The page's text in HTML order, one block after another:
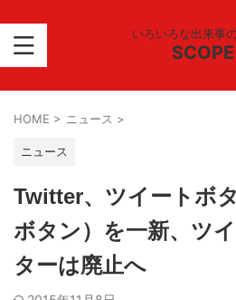
いろいろな出来事
SCOPE
HOME > ニュース >
ニュース
Twitter、ツイートボ
ボタン）を一新、ツ
ターは廃止へ